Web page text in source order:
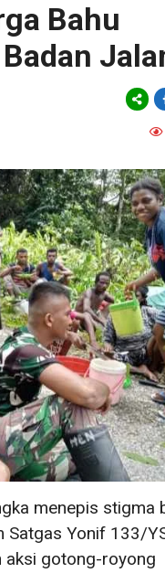
Bahu
menepis stigma
Satgas Yonif 133/
aksi gotong-royong